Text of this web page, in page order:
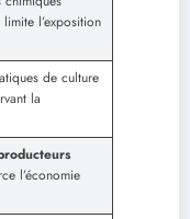
l’exposition
de culture
la
l’économie